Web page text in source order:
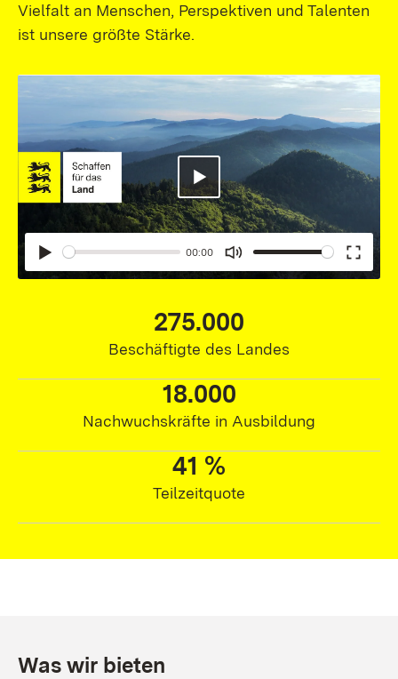
Vielfalt an Menschen, Perspektiven und Talenten
ist unsere größte Stärke.
Abspielen
00:00
Mute
Enter
Abspielen
275.000
275.000,00
Beschäftigte des Landes
18.000
18.000,00
Nachwuchskräfte in Ausbildung
41 %
41 %
Teilzeitquote
Was wir bieten